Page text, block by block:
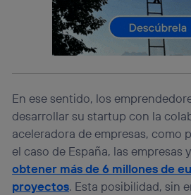
En ese sentido, los
desarrollar su startup con la
aceleradora de empresas, como
el caso de España, las empresas
obtener más de 6 millones de
proyectos. Esta posibilidad, sin
telecomunicaciones vinculada a la
(p. ej., número de teléfono móvil).
Este identificador se asigna a la
lo que cualquier persona que
Si utilizas unaconexión de
el marketing o análisis se
actividades de navegación de
que hayan dado su
Si utilizasdatos móviles, el
personalizado, ya que se basará
navegación del usuario del móvil.